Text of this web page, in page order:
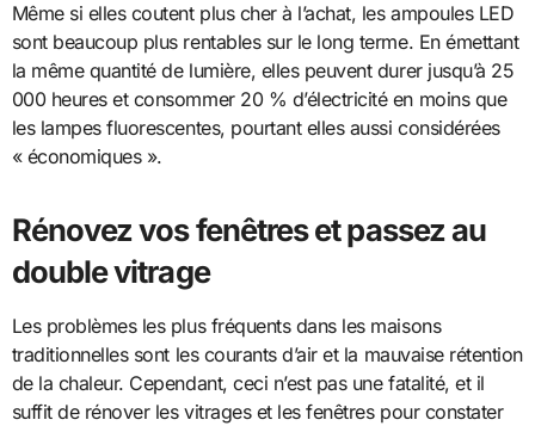
Même si elles coutent plus cher à l’achat, les ampoules LED
sont beaucoup plus rentables sur le long terme. En émettant
la même quantité de lumière, elles peuvent durer jusqu’à 25
000 heures et consommer 20 % d’électricité en moins que
les lampes fluorescentes, pourtant elles aussi considérées
« économiques ».
Rénovez vos fenêtres et passez au
double vitrage
Les problèmes les plus fréquents dans les maisons
traditionnelles sont les courants d’air et la mauvaise rétention
de la chaleur. Cependant, ceci n’est pas une fatalité, et il
suffit de rénover les vitrages et les fenêtres pour constater